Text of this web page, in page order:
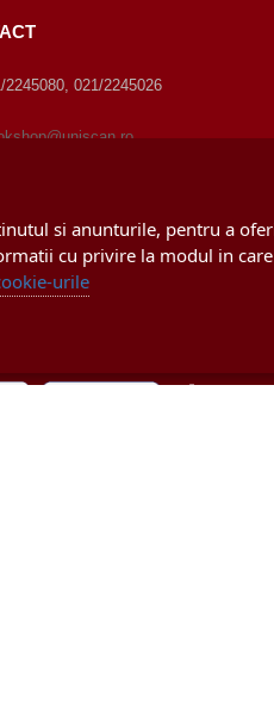
2245080, 021/2245026
comenzi online: Non-Stop
clientii: Luni - Vineri: 09:00 -
si anunturile, pentru a
cu privire la modul in
urile